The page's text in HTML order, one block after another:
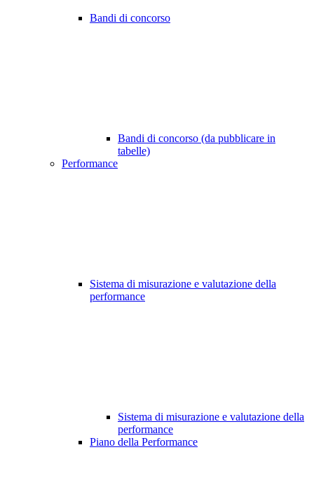
Bandi di concorso
Bandi di concorso (da pubblicare in
tabelle)
Performance
Sistema di misurazione e valutazione della
performance
Sistema di misurazione e valutazione della
performance
Piano della Performance